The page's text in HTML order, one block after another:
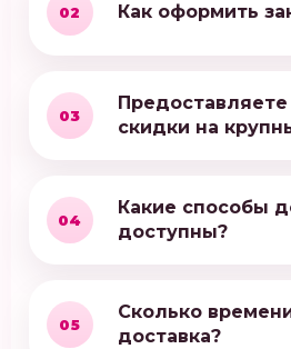
02 Как оформить
03
скидки на
04
Какие способы
доступны?
05
Сколько
доставка?